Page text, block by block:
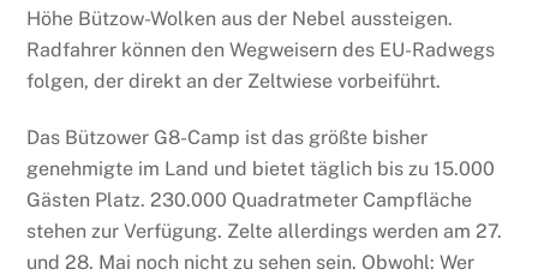
Höhe Bützow-Wolken aus der Nebel aussteigen.
Radfahrer können den Wegweisern des EU-Radwegs
folgen, der direkt an der Zeltwiese vorbeiführt.
Das Bützower G8-Camp ist das größte bisher
genehmigte im Land und bietet täglich bis zu 15.000
Gästen Platz. 230.000 Quadratmeter Campfläche
stehen zur Verfügung. Zelte allerdings werden am 27.
und 28. Mai noch nicht zu sehen sein. Obwohl: Wer